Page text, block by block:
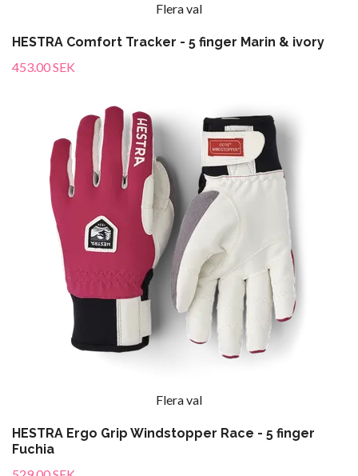
Flera val
HESTRA Comfort Tracker - 5 finger Marin & ivory
453.00 SEK
Flera val
HESTRA Ergo Grip Windstopper Race - 5 finger
Fuchia